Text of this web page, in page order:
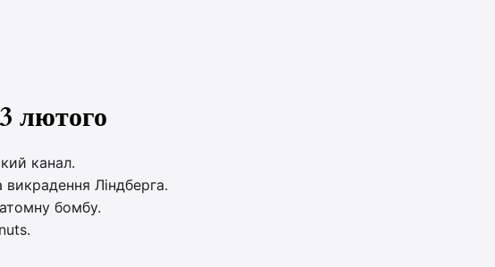
лютого
канал.
Ліндберга.
бомбу.